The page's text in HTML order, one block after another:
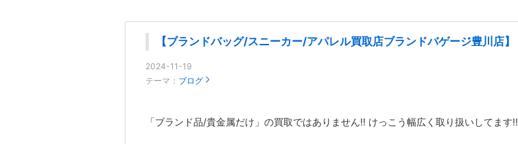
【ブランドバッグ/スニーカー/アパレル買取店ブランドバゲージ豊川店】
2024-11-19
テーマ： ブログ
「ブランド品/貴金属だけ」の買取ではありません!! けっこう幅広く取り扱いしてます!!